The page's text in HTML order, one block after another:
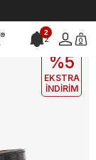
2
2 0
EKLE5
%5
EKSTRA
İNDİRİM